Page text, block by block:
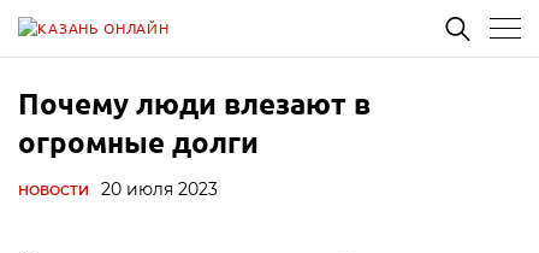
Почему люди влезают в
огромные долги
НОВОСТИ 20 июля 2023